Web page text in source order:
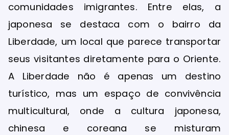
comunidades imigrantes. Entre elas, a
japonesa se destaca com o bairro da
Liberdade, um local que parece transportar
seus visitantes diretamente para o Oriente.
A Liberdade não é apenas um destino
turístico, mas um espaço de convivência
multicultural, onde a cultura japonesa,
chinesa e coreana se misturam